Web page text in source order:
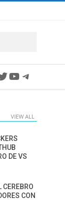
YouTube
VIEW ALL
DE VS
CEREBRO
CON